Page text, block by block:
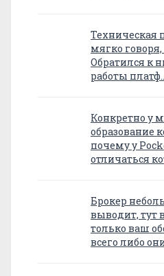
Техническая
мягко
Обратился к
работы
Конкретно у
образование
почему у
отличаться
Брокер
выводит, тут
только ваш
всего либо